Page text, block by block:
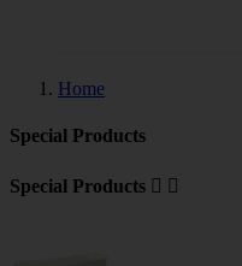
Home
Special Products
Special Products  